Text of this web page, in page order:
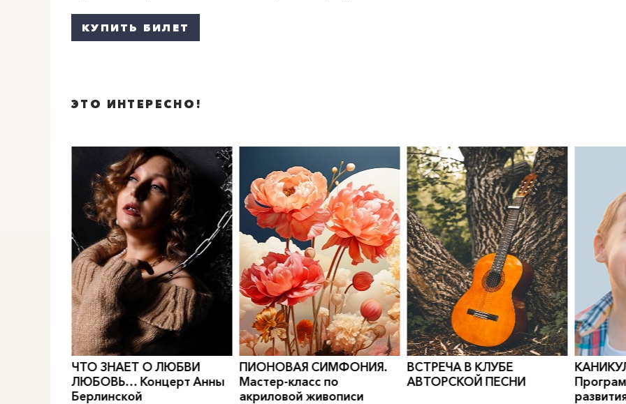
КУПИТЬ БИЛЕТ
ЭТО ИНТЕРЕСНО!
0">
ЧТО ЗНАЕТ О ЛЮБВИ
ЛЮБОВЬ… Концерт Анны
Берлинской
0">
ПИОНОВАЯ СИМФОНИЯ.
Мастер-класс по
акриловой живописи
0">
ВСТРЕЧА В КЛУБЕ
АВТОРСКОЙ ПЕСНИ
0">